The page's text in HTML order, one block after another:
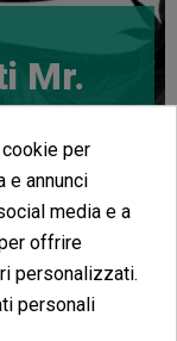
Mr.
lavoro
e
panorama
finali
il corso delle
per
e annunci
media e a
offrire
personalizzati.
personali